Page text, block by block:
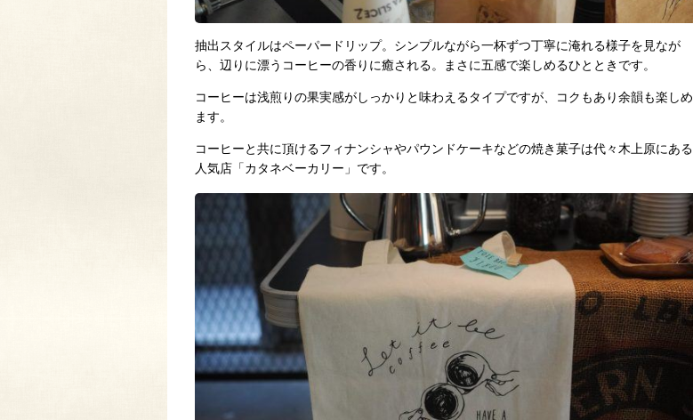
抽出スタイルはペーパードリップ。シンプルながら一杯ずつ丁寧に淹れる様子を見なが
ら、辺りに漂うコーヒーの香りに癒される。まさに五感で楽しめるひとときです。
コーヒーは浅煎りの果実感がしっかりと味わえるタイプですが、コクもあり余韻も楽しめ
ます。
コーヒーと共に頂けるフィナンシャやパウンドケーキなどの焼き菓子は代々木上原にある
人気店「カタネベーカリー」です。